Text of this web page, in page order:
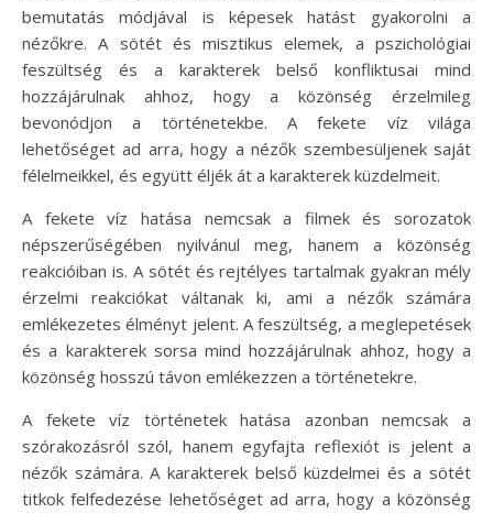
bemutatás módjával is képesek hatást gyakorolni a
nézőkre. A sötét és misztikus elemek, a pszichológiai
feszültség és a karakterek belső konfliktusai mind
hozzájárulnak ahhoz, hogy a közönség érzelmileg
bevonódjon a történetekbe. A fekete víz világa
lehetőséget ad arra, hogy a nézők szembesüljenek saját
félelmeikkel, és együtt éljék át a karakterek küzdelmeit.
A fekete víz hatása nemcsak a filmek és sorozatok
népszerűségében nyilvánul meg, hanem a közönség
reakcióiban is. A sötét és rejtélyes tartalmak gyakran mély
érzelmi reakciókat váltanak ki, ami a nézők számára
emlékezetes élményt jelent. A feszültség, a meglepetések
és a karakterek sorsa mind hozzájárulnak ahhoz, hogy a
közönség hosszú távon emlékezzen a történetekre.
A fekete víz történetek hatása azonban nemcsak a
szórakozásról szól, hanem egyfajta reflexiót is jelent a
nézők számára. A karakterek belső küzdelmei és a sötét
titkok felfedezése lehetőséget ad arra, hogy a közönség